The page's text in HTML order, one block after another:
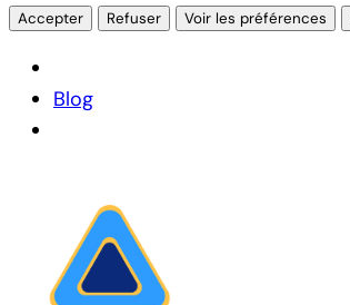
Accepter Refuser Voir les préférences
Blog
contenu